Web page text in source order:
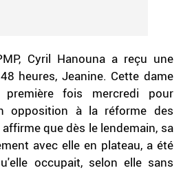
Cyril Hanouna a reçu une
heures, Jeanine. Cette dame
fois mercredi pour
opposition à la réforme des
que dès le lendemain, sa
avec elle en plateau, a été
occupait, selon elle sans